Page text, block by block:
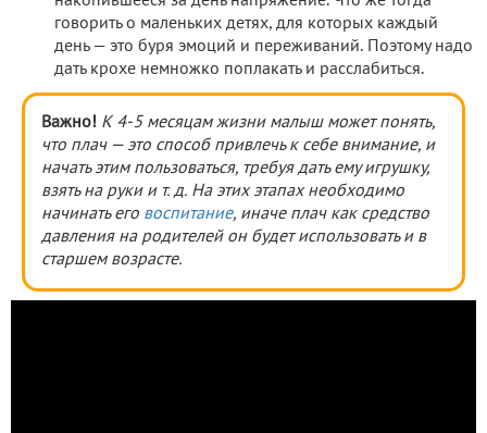
говорить о маленьких детях, для которых каждый
день — это буря эмоций и переживаний. Поэтому надо
дать крохе немножко поплакать и расслабиться.
Важно! К 4-5 месяцам жизни малыш может понять,
что плач — это способ привлечь к себе внимание, и
начать этим пользоваться, требуя дать ему игрушку,
взять на руки и т. д. На этих этапах необходимо
начинать его воспитание, иначе плач как средство
давления на родителей он будет использовать и в
старшем возрасте.